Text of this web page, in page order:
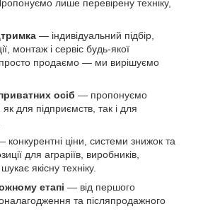
лише перевірену техніку,
— індивідуальний підбір,
монтаж і сервіс будь-якої
продаємо — ми вирішуємо
осіб — пропонуємо
для підприємств, так і для
конкурентні ціни, системи знижок та
для аграріїв, виробників,
якісну техніку.
етапі — від першого
та післяпродажного